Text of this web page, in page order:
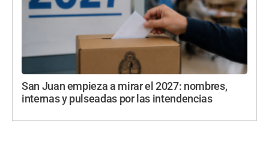
San Juan empieza a mirar el 2027: nombres,
internas y pulseadas por las intendencias